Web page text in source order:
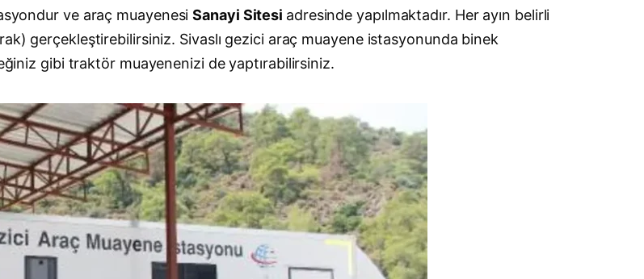
ve araç muayenesiSanayi Sitesi adresinde yapılmaktadır. Her ayın belirli
gerçekleştirebilirsiniz. Sivaslı gezici araç muayene istasyonunda binek
gibi traktör muayenenizi de yaptırabilirsiniz.